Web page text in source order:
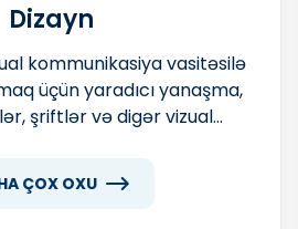
Dizayn
kommunikasiya vasitəsilə
üçün yaradıcı yanaşma,
şriftlər və digər vizual
çatdırılmasında
ÇOX OXU